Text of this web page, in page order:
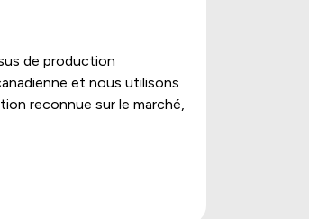
de production
et nous utilisons
reconnue sur le marché,